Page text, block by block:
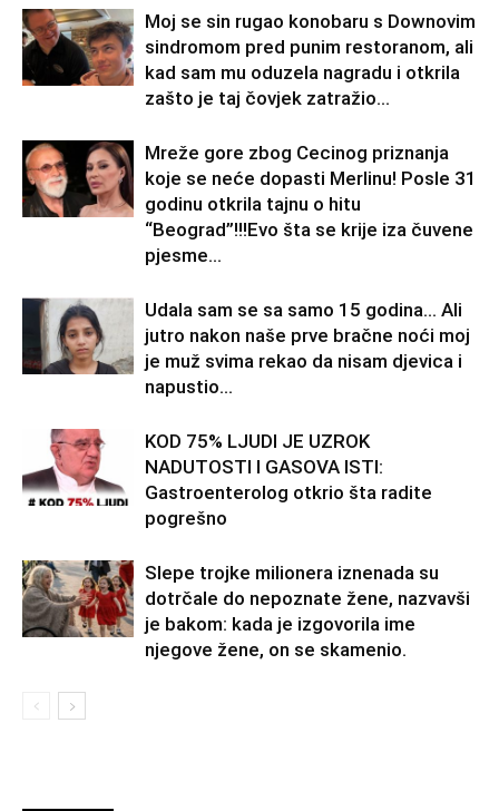
Moj se sin rugao konobaru s Downovim
sindromom pred punim restoranom, ali
kad sam mu oduzela nagradu i otkrila
zašto je taj čovjek zatražio...
Mreže gore zbog Cecinog priznanja
koje se neće dopasti Merlinu! Posle 31
godinu otkrila tajnu o hitu
“Beograd”!!!Evo šta se krije iza čuvene
pjesme...
Udala sam se sa samo 15 godina… Ali
jutro nakon naše prve bračne noći moj
je muž svima rekao da nisam djevica i
napustio...
KOD 75% LJUDI JE UZROK
NADUTOSTI I GASOVA ISTI:
Gastroenterolog otkrio šta radite
pogrešno
Slepe trojke milionera iznenada su
dotrčale do nepoznate žene, nazvavši
je bakom: kada je izgovorila ime
njegove žene, on se skamenio.